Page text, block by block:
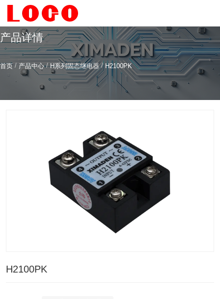
希曼顿科技专注研发与制造
全系列工业级交流固态继电器（SSR）、一体化电力调整
器
4006-186-396
产品详情
首页 / 产品中心 /H系列固态继电器 / H2100PK
H2100PK